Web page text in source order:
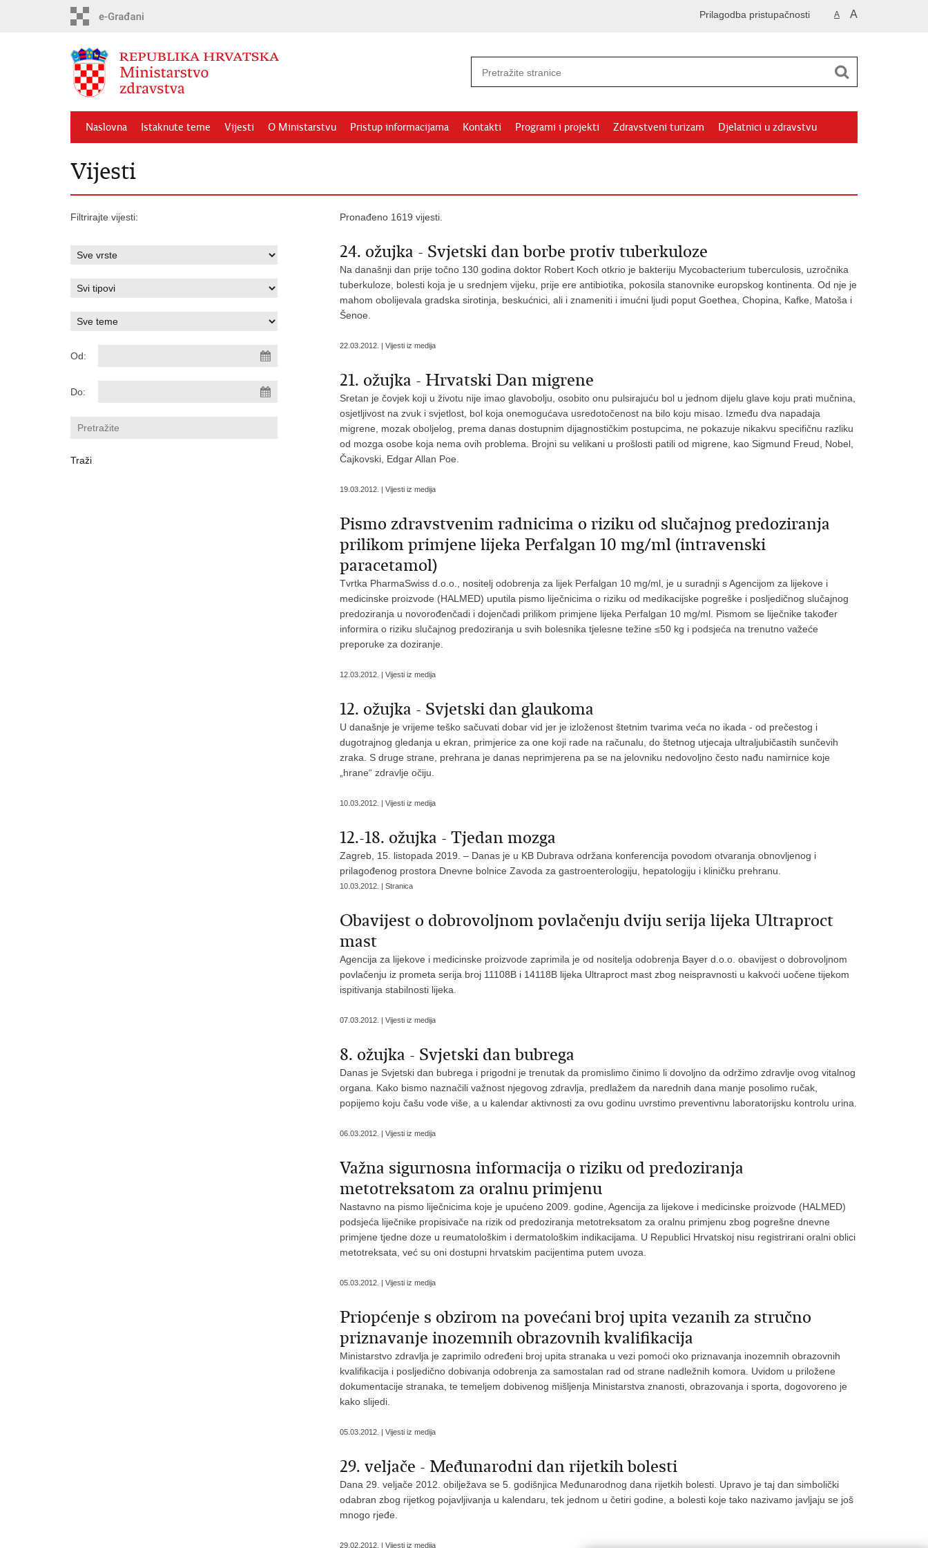
A A
Prilagodba pristupačnosti
Naslovna Istaknute teme Vijesti O Ministarstvu Pristup informacijama Kontakti Programi i projekti Zdravstveni turizam Djelatnici u zdravstvu
Vijesti
Filtrirajte vijesti:
Od:
Do:
Pronađeno 1619 vijesti.
24. ožujka - Svjetski dan borbe protiv tuberkuloze
Na današnji dan prije točno 130 godina doktor Robert Koch otkrio je bakteriju Mycobacterium tuberculosis , uzročnika
tuberkuloze, bolesti koja je u srednjem vijeku, prije ere antibiotika, pokosila stanovnike europskog kontinenta. Od nje je
mahom obolijevala gradska sirotinja, beskućnici, ali i znameniti i imućni ljudi poput Goethea, Chopina, Kafke, Matoša i
Šenoe.
22.03.2012. | Vijesti iz medija
21. ožujka - Hrvatski Dan migrene
Sretan je čovjek koji u životu nije imao glavobolju, osobito onu pulsirajuću bol u jednom dijelu glave koju prati mučnina,
osjetljivost na zvuk i svjetlost, bol koja onemogućava usredotočenost na bilo koju misao. Između dva napadaja
migrene, mozak oboljelog, prema danas dostupnim dijagnostičkim postupcima, ne pokazuje nikakvu specifičnu razliku
od mozga osobe koja nema ovih problema. Brojni su velikani u prošlosti patili od migrene, kao Sigmund Freud, Nobel,
Čajkovski, Edgar Allan Poe.
19.03.2012. | Vijesti iz medija
Pismo zdravstvenim radnicima o riziku od slučajnog predoziranja
prilikom primjene lijeka Perfalgan 10 mg/ml (intravenski
paracetamol)
Tvrtka PharmaSwiss d.o.o., nositelj odobrenja za lijek Perfalgan 10 mg/ml, je u suradnji s Agencijom za lijekove i
medicinske proizvode (HALMED) uputila pismo liječnicima o riziku od medikacijske pogreške i posljedičnog slučajnog
predoziranja u novorođenčadi i dojenčadi prilikom primjene lijeka Perfalgan 10 mg/ml. Pismom se liječnike također
informira o riziku slučajnog predoziranja u svih bolesnika tjelesne težine ≤50 kg i podsjeća na trenutno važeće
preporuke za doziranje.
12.03.2012. | Vijesti iz medija
12. ožujka - Svjetski dan glaukoma
U današnje je vrijeme teško sačuvati dobar vid jer je izloženost štetnim tvarima veća no ikada - od prečestog i
dugotrajnog gledanja u ekran, primjerice za one koji rade na računalu, do štetnog utjecaja ultraljubičastih sunčevih
zraka. S druge strane, prehrana je danas neprimjerena pa se na jelovniku nedovoljno često nađu namirnice koje
„hrane“ zdravlje očiju.
10.03.2012. | Vijesti iz medija
12.-18. ožujka - Tjedan mozga
Zagreb, 15. listopada 2019. – Danas je u KB Dubrava održana konferencija povodom otvaranja obnovljenog i
prilagođenog prostora Dnevne bolnice Zavoda za gastroenterologiju, hepatologiju i kliničku prehranu.
10.03.2012. | Stranica
Obavijest o dobrovoljnom povlačenju dviju serija lijeka Ultraproct
mast
Agencija za lijekove i medicinske proizvode zaprimila je od nositelja odobrenja Bayer d.o.o. obavijest o dobrovoljnom
povlačenju iz prometa serija broj 11108B i 14118B lijeka Ultraproct mast zbog neispravnosti u kakvoći uočene tijekom
ispitivanja stabilnosti lijeka.
07.03.2012. | Vijesti iz medija
8. ožujka - Svjetski dan bubrega
Danas je Svjetski dan bubrega i prigodni je trenutak da promislimo činimo li dovoljno da održimo zdravlje ovog vitalnog
organa. Kako bismo naznačili važnost njegovog zdravlja, predlažem da narednih dana manje posolimo ručak,
popijemo koju čašu vode više, a u kalendar aktivnosti za ovu godinu uvrstimo preventivnu laboratorijsku kontrolu urina.
06.03.2012. | Vijesti iz medija
Važna sigurnosna informacija o riziku od predoziranja
metotreksatom za oralnu primjenu
Nastavno na pismo liječnicima koje je upućeno 2009. godine, Agencija za lijekove i medicinske proizvode (HALMED)
podsjeća liječnike propisivače na rizik od predoziranja metotreksatom za oralnu primjenu zbog pogrešne dnevne
primjene tjedne doze u reumatološkim i dermatološkim indikacijama. U Republici Hrvatskoj nisu registrirani oralni oblici
metotreksata, već su oni dostupni hrvatskim pacijentima putem uvoza.
05.03.2012. | Vijesti iz medija
Priopćenje s obzirom na povećani broj upita vezanih za stručno
priznavanje inozemnih obrazovnih kvalifikacija
Ministarstvo zdravlja je zaprimilo određeni broj upita stranaka u vezi pomoći oko priznavanja inozemnih obrazovnih
kvalifikacija i posljedično dobivanja odobrenja za samostalan rad od strane nadležnih komora. Uvidom u priložene
dokumentacije stranaka, te temeljem dobivenog mišljenja Ministarstva znanosti, obrazovanja i sporta, dogovoreno je
kako slijedi.
05.03.2012. | Vijesti iz medija
29. veljače - Međunarodni dan rijetkih bolesti
Dana 29. veljače 2012. obilježava se 5. godišnjica Međunarodnog dana rijetkih bolesti. Upravo je taj dan simbolički
odabran zbog rijetkog pojavljivanja u kalendaru, tek jednom u četiri godine, a bolesti koje tako nazivamo javljaju se još
mnogo rjeđe.
29.02.2012. | Vijesti iz medija